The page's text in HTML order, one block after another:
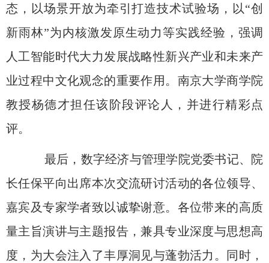
态，以场景开放为牵引打造技术试验场，以“创
新雨林”为内核激发原生动力等实践经验，强调
人工智能时代大力发展战略性新兴产业和未来产
业过程中文化观念的重要作用。南京大学商学院
教授杨德才担任该阶段评论人，并进行精彩点
评。
最后，数字经济与管理学院党委书记、院
长任保平向出席本次交流研讨活动的各位领导、
嘉宾及专家学者致以诚挚谢意。各位带来的高质
量主旨演讲与主题报告，兼具专业深度与思想高
度，为大会注入了丰厚洞见与蓬勃活力。同时，